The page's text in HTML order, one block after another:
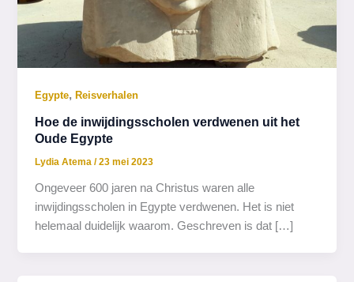
Egypte,Reisverhalen
Hoe de inwijdingsscholen verdwenen uit het
Oude Egypte
Lydia Atema/23 mei 2023
Ongeveer 600 jaren na Christus waren alle
inwijdingsscholen in Egypte verdwenen. Het is niet
helemaal duidelijk waarom. Geschreven is dat […]